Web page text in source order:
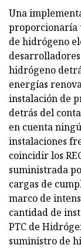
Una
proporcionaría
de hidrógeno
hidrógeno
energías
instalación de
detrás del
en cuenta
instalaciones
coincidir los
suministrada
cargas de
marco de
cantidad de
PTC de
suministro de